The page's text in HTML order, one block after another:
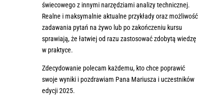
świecowego z innymi narzędziami analizy technicznej.
Realne i maksymalnie aktualne przykłady oraz możliwość
zadawania pytań na żywo lub po zakończeniu kursu
sprawiają, że łatwiej od razu zastosować zdobytą wiedzę
w praktyce.
Zdecydowanie polecam każdemu, kto chce poprawić
swoje wyniki i pozdrawiam Pana Mariusza i uczestników
edycji 2025.